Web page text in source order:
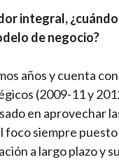
integral, ¿cuándo
de negocio?
años y cuenta
(2009-11 y
en aprovechar
siempre
a largo plazo y